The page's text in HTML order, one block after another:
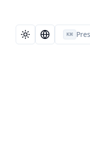
⌘
K
Selector
theme